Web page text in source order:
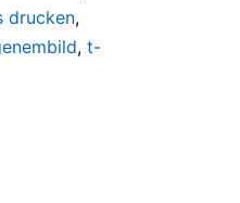
drucken,
, t-